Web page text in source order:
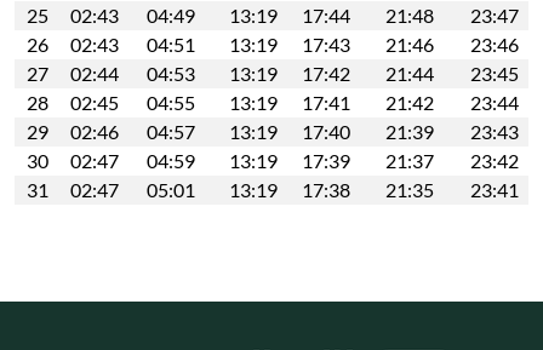
25
02:43 04:49 13:19 17:44 21:48
23:47
26
02:43 04:51 13:19 17:43 21:46
23:46
27
02:44 04:53 13:19 17:42 21:44
23:45
28
02:45 04:55 13:19 17:41 21:42
23:44
29
02:46 04:57 13:19 17:40 21:39
23:43
30
02:47 04:59 13:19 17:39 21:37
23:42
31
02:47 05:01 13:19 17:38 21:35 23:41